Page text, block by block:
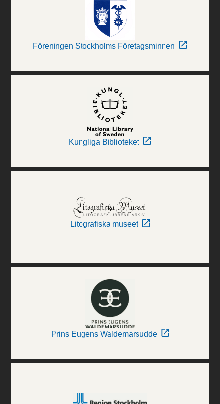
Föreningen Stockholms Företagsminnen
Kungliga Biblioteket
Litografiska museet
Prins Eugens Waldemarsudde